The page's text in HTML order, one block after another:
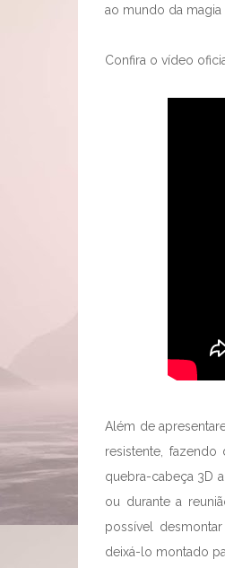
ao mundo da magia
Confira o vídeo
Além de
resistente,
quebra-cabeça 3D
ou durante a
possível
deixá-lo montado